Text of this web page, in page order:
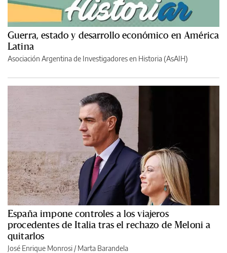
Guerra, estado y desarrollo económico en América
Latina
Asociación Argentina de Investigadores en Historia (AsAIH)
España impone controles a los viajeros
procedentes de Italia tras el rechazo de Meloni a
quitarlos
José Enrique Monrosi / Marta Barandela